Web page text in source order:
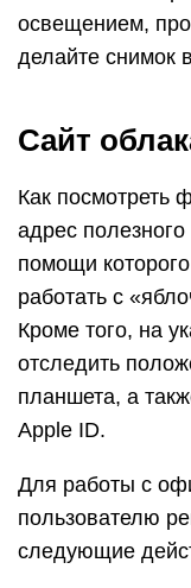
освещением,
делайте снимок
Сайт
Как посмотреть
адрес
помощи
работать с
Кроме того, на
отследить
планшета, а
Apple ID.
Для работы с
пользователю
следующие